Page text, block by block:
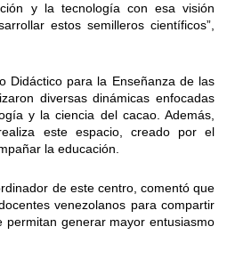
y la tecnología con esa visión
estos semilleros científicos”,
Didáctico para la Enseñanza de las
diversas dinámicas enfocadas
y la ciencia del cacao. Además,
este espacio, creado por el
la educación.
de este centro, comentó que
venezolanos para compartir
permitan generar mayor entusiasmo